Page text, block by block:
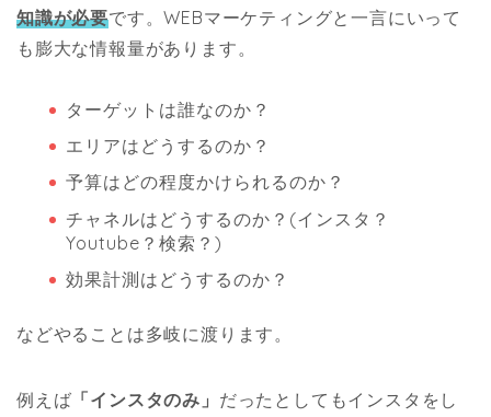
知識が必要です。WEBマーケティングと一言にいって
も膨大な情報量があります。
ターゲットは誰なのか？
エリアはどうするのか？
予算はどの程度かけられるのか？
チャネルはどうするのか？(インスタ？
Youtube？検索？)
効果計測はどうするのか？
などやることは多岐に渡ります。
例えば 「インスタのみ」 だったとしてもインスタをし